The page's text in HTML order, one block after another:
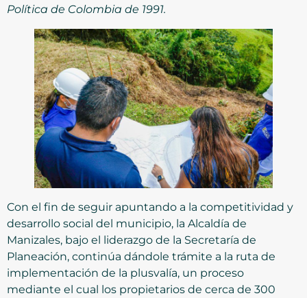
Política de Colombia de 1991.
Con el fin de seguir apuntando a la competitividad y
desarrollo social del municipio, la Alcaldía de
Manizales, bajo el liderazgo de la Secretaría de
Planeación, continúa dándole trámite a la ruta de
implementación de la plusvalía, un proceso
mediante el cual los propietarios de cerca de 300